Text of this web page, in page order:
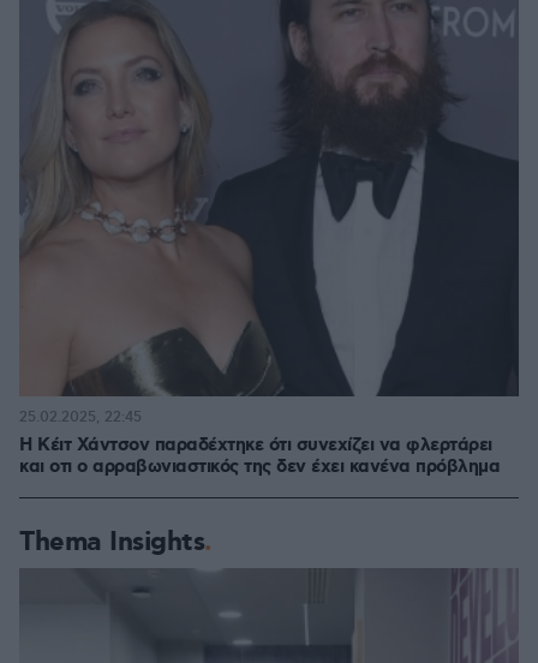
Η Κέιτ Χάντσον παραδέχτηκε ότι συνεχίζει να φλερτάρει
και οτι ο αρραβωνιαστικός της δεν έχει κανένα πρόβλημα
25.02.2025, 22:45
Thema Insights